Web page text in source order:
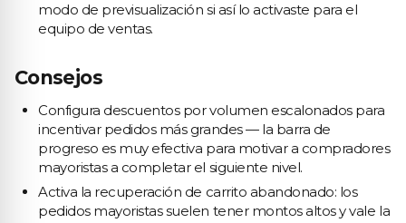
modo de previsualización si así lo activaste para el
equipo de ventas.
Consejos
Configura descuentos por volumen escalonados para
incentivar pedidos más grandes — la barra de
progreso es muy efectiva para motivar a compradores
mayoristas a completar el siguiente nivel.
Activa la recuperación de carrito abandonado: los
pedidos mayoristas suelen tener montos altos y vale la